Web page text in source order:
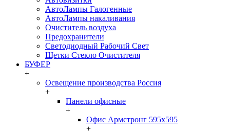
АвтоЛампы Галогенные
АвтоЛампы накаливания
Очиститель воздуха
Предохранители
Светодиодный Рабочий Свет
Щетки Стекло Очистителя
БУФЕР
+
Освещение производства Россия
+
Панели офисные
+
Офис Армстронг 595x595
+